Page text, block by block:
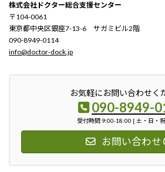
株式会社ドクター総合支援センター
〒104-0061
東京都中央区銀座7-13-6 サガミビル2階
090-8949-0114
info@doctor-dock.jp
お気軽にお問い合わせく
090-8949-
受付時間 9:00-18:00 [ 土・日・
お問い合わせ